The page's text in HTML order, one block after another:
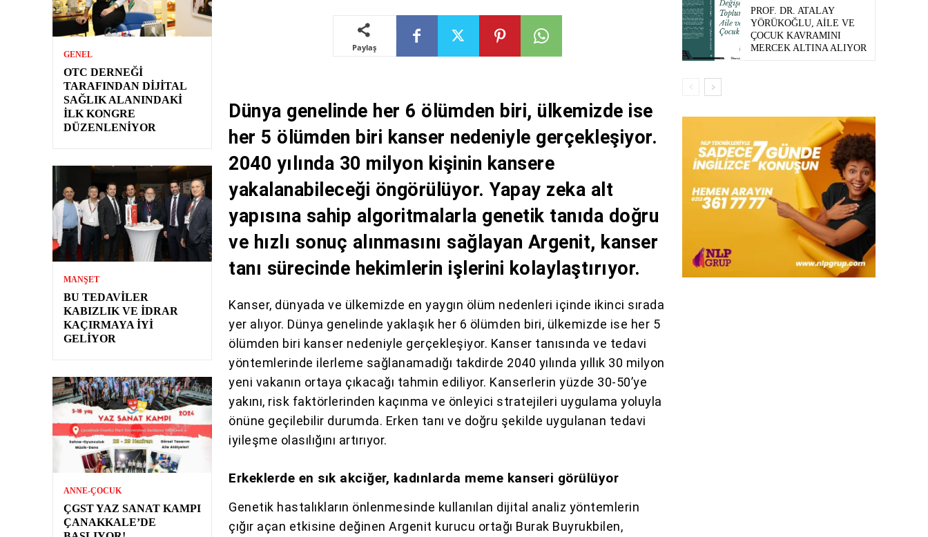
GENEL
OTC DERNEĞI
TARAFINDAN DIJITAL
SAĞLIK ALANINDAKI
İLK KONGRE
DÜZENLENIYOR
MANŞET
BU TEDAVILER
KABIZLIK VE İDRAR
KAÇIRMAYA İYI
GELIYOR
ANNE-ÇOCUK
ÇGST YAZ SANAT KAMPI
ÇANAKKALE’DE
Paylaş
Dünya genelinde her 6 ölümden biri, ülkemizde ise
her 5 ölümden biri kanser nedeniyle gerçekleşiyor.
2040 yılında 30 milyon kişinin kansere
yakalanabileceği öngörülüyor. Yapay zeka alt
yapısına sahip algoritmalarla genetik tanıda doğru
ve hızlı sonuç alınmasını sağlayan Argenit, kanser
tanı sürecinde hekimlerin işlerini kolaylaştırıyor.
Kanser, dünyada ve ülkemizde en yaygın ölüm nedenleri içinde ikinci sırada
yer alıyor. Dünya genelinde yaklaşık her 6 ölümden biri, ülkemizde ise her 5
ölümden biri kanser nedeniyle gerçekleşiyor. Kanser tanısında ve tedavi
yöntemlerinde ilerleme sağlanamadığı takdirde 2040 yılında yıllık 30 milyon
yeni vakanın ortaya çıkacağı tahmin ediliyor. Kanserlerin yüzde 30-50’ye
yakını, risk faktörlerinden kaçınma ve önleyici stratejileri uygulama yoluyla
önüne geçilebilir durumda. Erken tanı ve doğru şekilde uygulanan tedavi
iyileşme olasılığını artırıyor.
Erkeklerde en sık akciğer, kadınlarda meme kanseri görülüyor
Genetik hastalıkların önlenmesinde kullanılan dijital analiz yöntemlerin
çığır açan etkisine değinen Argenit kurucu ortağı Burak Buyrukbilen,
PROF. DR. ATALAY
YÖRÜKOĞLU, AILE VE
ÇOCUK KAVRAMINI
MERCEK ALTINA ALIYOR